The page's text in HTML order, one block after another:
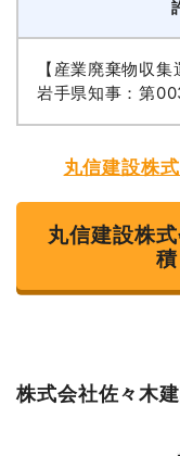
【産業廃棄物収集
岩手県知事：第
丸信建設株
丸信建設株
株式会社佐々木